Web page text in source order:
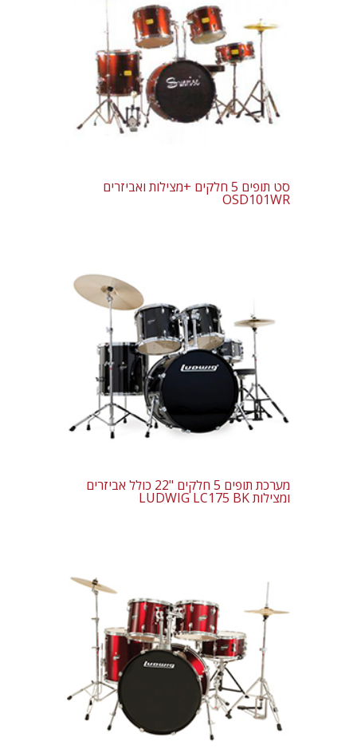
סט תופים 5 חלקים +מצילות ואביזרים
OSD101WR
מערכת תופים 5 חלקים "22 כולל אביזרים
ומצילות LUDWIG LC175 BK